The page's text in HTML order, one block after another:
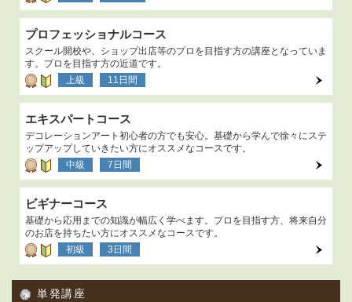
プロフェッショナルコース
スクール開校や、ショップ出店等のプロを目指す方の講座となっていま
す。プロを目指す方の近道です。
上級
11日間
エキスパートコース
デコレーションアート初心者の方でも安心。基礎から学んで徐々にステ
ップアップしていきたい方にオススメなコースです。
中級
7日間
ビギナーコース
基礎から応用までの知識が幅広く学べます。プロを目指す方、将来自分
のお店を持ちたい方にオススメなコースです。
初級
3日間
単発講座